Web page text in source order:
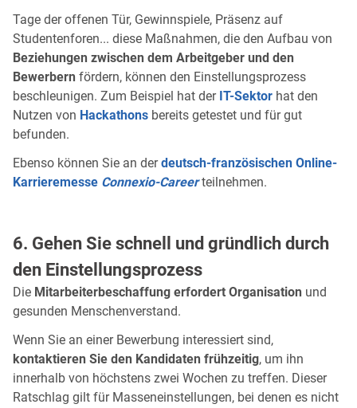
Tage der offenen Tür, Gewinnspiele, Präsenz auf
Studentenforen... diese Maßnahmen, die den Aufbau von
Beziehungen zwischen dem Arbeitgeber und den
Bewerbern fördern, können den Einstellungsprozess
beschleunigen. Zum Beispiel hat der IT-Sektor hat den
Nutzen von Hackathons bereits getestet und für gut
befunden.
Ebenso können Sie an derdeutsch-französischen Online-
Karrieremesse Connexio-Careerteilnehmen.
6. Gehen Sie schnell und gründlich durch
den Einstellungsprozess
Die Mitarbeiterbeschaffung erfordert Organisation und
gesunden Menschenverstand.
Wenn Sie an einer Bewerbung interessiert sind,
kontaktieren Sie den Kandidaten frühzeitig, um ihn
innerhalb von höchstens zwei Wochen zu treffen. Dieser
Ratschlag gilt für Masseneinstellungen, bei denen es nicht